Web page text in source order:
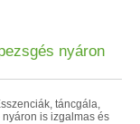
nyáron
táncgála,
is izgalmas és